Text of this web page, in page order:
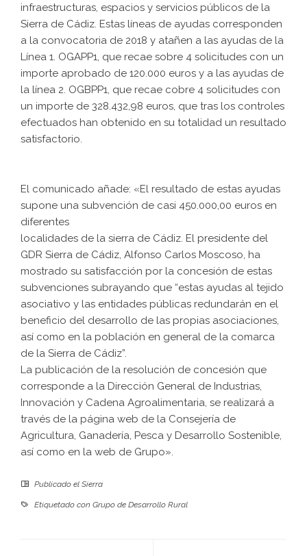
infraestructuras, espacios y servicios públicos de la
Sierra de Cádiz. Estas líneas de ayudas corresponden
a la convocatoria de 2018 y atañen a las ayudas de la
Línea 1. OGAPP1, que recae sobre 4 solicitudes con un
importe aprobado de 120.000 euros y a las ayudas de
la línea 2. OGBPP1, que recae cobre 4 solicitudes con
un importe de 328.432,98 euros, que tras los controles
efectuados han obtenido en su totalidad un resultado
satisfactorio.
El comunicado añade: «El resultado de estas ayudas
supone una subvención de casi 450.000,00 euros en
diferentes
localidades de la sierra de Cádiz. El presidente del
GDR Sierra de Cádiz, Alfonso Carlos Moscoso, ha
mostrado su satisfacción por la concesión de estas
subvenciones subrayando que “estas ayudas al tejido
asociativo y las entidades públicas redundarán en el
beneficio del desarrollo de las propias asociaciones,
así como en la población en general de la comarca
de la Sierra de Cádiz”.
La publicación de la resolución de concesión que
corresponde a la Dirección General de Industrias,
Innovación y Cadena Agroalimentaria, se realizará a
través de la página web de la Consejería de
Agricultura, Ganadería, Pesca y Desarrollo Sostenible,
así como en la web de Grupo».
Publicado el Sierra
Etiquetado con Grupo de Desarrollo Rural